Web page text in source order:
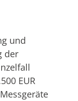
und
der
EUR